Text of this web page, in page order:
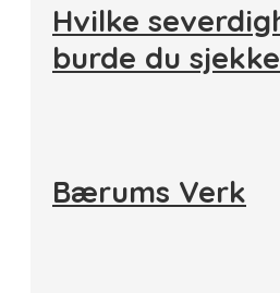
Hvilke
burde du
Bærums Verk